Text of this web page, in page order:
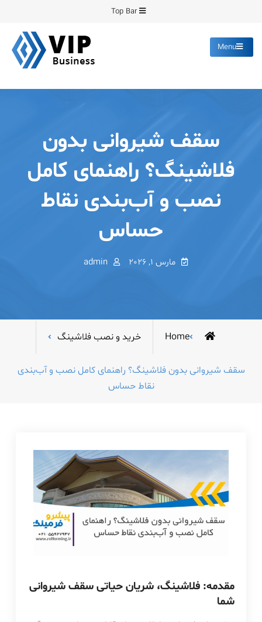
content
Top Bar
Menu
سقف شیروانی بدون
فلاشینگ؟ راهنمای کامل
نصب و آب‌بندی نقاط
حساس
مارس 1, 2026 admin
Home خرید و نصب فلاشینگ
سقف شیروانی بدون فلاشینگ؟ راهنمای کامل نصب و آب‌بندی
نقاط حساس
مقدمه: فلاشینگ، شریان حیاتی سقف شیروانی
شما